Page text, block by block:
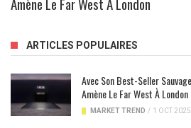
ARTICLES POPULAIRES
Avec Son Best-Seller
Amène Le Far West À London
MARKET TREND / 1 OCT 2025